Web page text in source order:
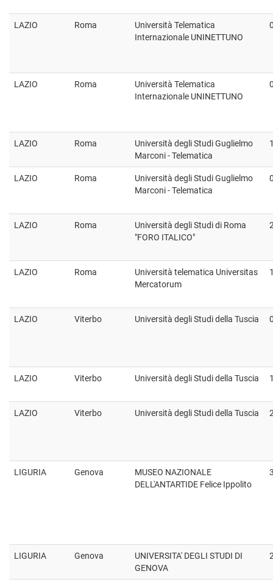
LAZIO Roma
Università Telematica
Internazionale UNINETTUNO
LAZIO Roma
Università Telematica
Internazionale UNINETTUNO
LAZIO Roma
Università degli Studi Guglielmo
Marconi - Telematica
LAZIO Roma
Università degli Studi Guglielmo
Marconi - Telematica
LAZIO Roma
Università degli Studi di Roma
"FORO ITALICO"
LAZIO Roma
Università telematica Universitas
Mercatorum
LAZIO Viterbo Università degli Studi della Tuscia
LAZIO Viterbo Università degli Studi della Tuscia
LAZIO Viterbo Università degli Studi della Tuscia
LIGURIA Genova
MUSEO NAZIONALE
DELL'ANTARTIDE Felice Ippolito
LIGURIA Genova
UNIVERSITA' DEGLI STUDI DI
GENOVA